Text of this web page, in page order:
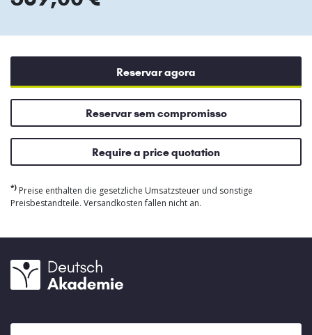
Reservar agora
Reservar sem compromisso
Require a price quotation
*) Preise enthalten die gesetzliche Umsatzsteuer und sonstige
Preisbestandteile. Versandkosten fallen nicht an.